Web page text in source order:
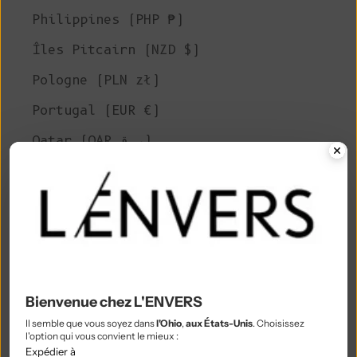
Philippines (PHP ₱)
Îles Pitcairn (NZD $)
Pologne (PLN zł)
Portugal (EUR €)
Qatar (QAR ر.ق)
Réunion (EUR €)
Roumanie (RON Lei)
Russie (EUR €)
Samoa (WST T)
Saint-Marin (EUR €)
São Tomé & Príncipe (STD Db)
Bienvenue chez L'ENVERS
Il semble que vous soyez dansl'Ohio,aux États-Unis. Choisissez
l'option qui vous convient le mieux :
Expédier à